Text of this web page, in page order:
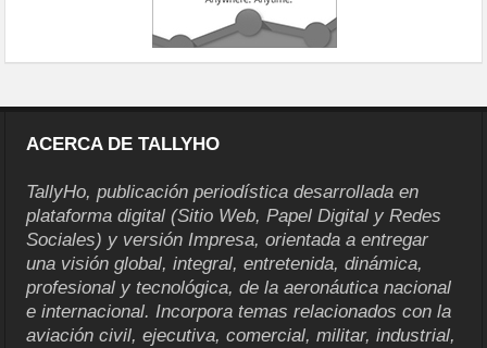
ACERCA DE TALLYHO
TallyHo, publicación periodística desarrollada en
plataforma digital (Sitio Web, Papel Digital y Redes
Sociales) y versión Impresa, orientada a entregar
una visión global, integral, entretenida, dinámica,
profesional y tecnológica, de la aeronáutica nacional
e internacional. Incorpora temas relacionados con la
aviación civil, ejecutiva, comercial, militar, industrial,